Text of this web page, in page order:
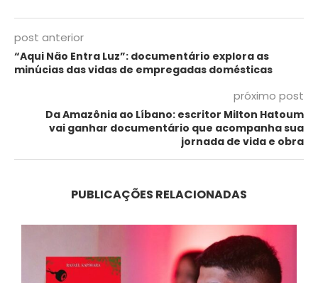
post anterior
“Aqui Não Entra Luz”: documentário explora as
minúcias das vidas de empregadas domésticas
próximo post
Da Amazônia ao Líbano: escritor Milton Hatoum
vai ganhar documentário que acompanha sua
jornada de vida e obra
PUBLICAÇÕES RELACIONADAS